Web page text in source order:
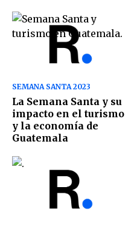
SEMANA SANTA 2023
La Semana Santa y su
impacto en el turismo
y la economía de
Guatemala